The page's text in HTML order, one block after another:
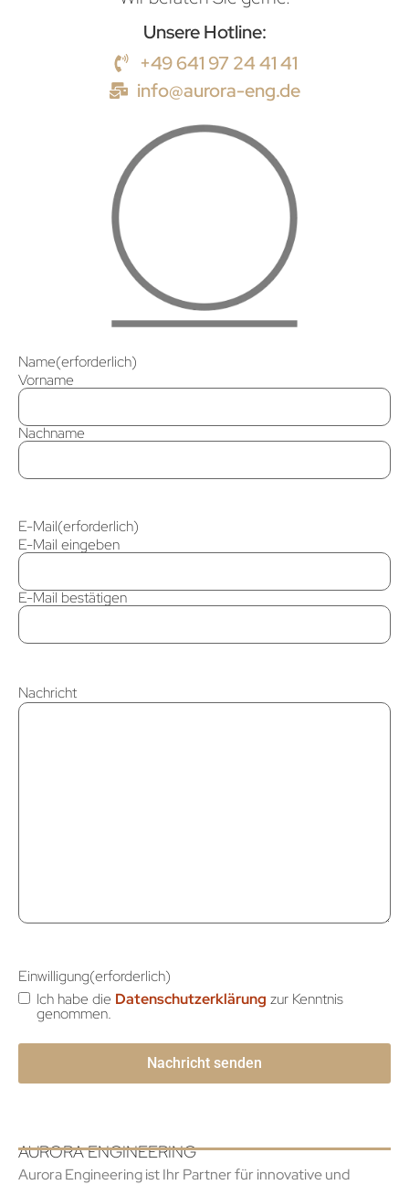
Unsere Hotline:
+49 641 97 24 41 41
info@aurora-eng.de
Name(erforderlich)
Vorname
Nachname
E-Mail(erforderlich)
E-Mail eingeben
E-Mail bestätigen
Nachricht
Einwilligung(erforderlich)
Ich habe die Datenschutzerklärung zur Kenntnis
genommen.
AURORA ENGINEERING
Aurora Engineering ist Ihr Partner für innovative und